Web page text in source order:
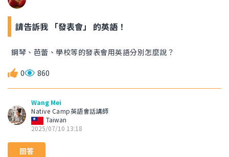
請告訴我 「發表會」 的英語！
鋼琴、芭蕾、學校等的發表會用英語分別怎麼說？
0 860
Wang Mei
Native Camp英語會話講師
Taiwan
2025/07/10 13:18
回答